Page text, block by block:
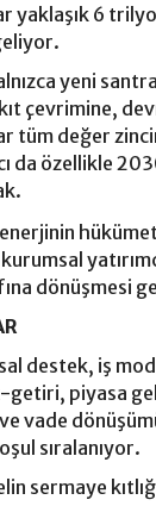
yaklaşık 6
yeni
çevrimine,
tüm değer
da özellikle
dönüşmesi
destek, iş
piyasa
vade
sıralanıyor.
sermaye